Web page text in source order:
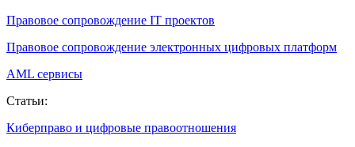
Правовое сопровождение IT проектов
Правовое сопровождение электронных цифровых платформ
AML сервисы
Статьи:
Киберправо и цифровые правоотношения